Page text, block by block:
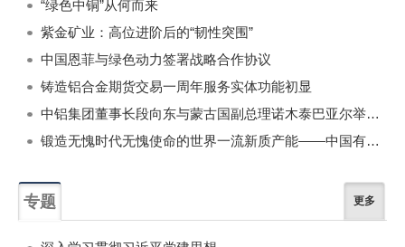
“绿色中铜”从何而来
紫金矿业：高位进阶后的“韧性突围”
中国恩菲与绿色动力签署战略合作协议
铸造铝合金期货交易一周年服务实体功能初显
中铝集团董事长段向东与蒙古国副总理诺木泰巴亚尔举行会谈
锻造无愧时代无愧使命的世界一流新质产能——中国有色金属工业的战略应对与破局之道（二）
专题 更多